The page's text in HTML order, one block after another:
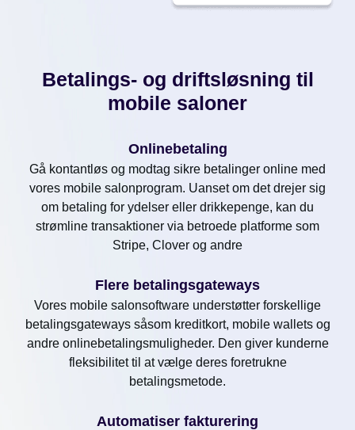
Betalings- og driftsløsning til
mobile saloner
Onlinebetaling
Gå kontantløs og modtag sikre betalinger online med
vores mobile salonprogram. Uanset om det drejer sig
om betaling for ydelser eller drikkepenge, kan du
strømline transaktioner via betroede platforme som
Stripe, Clover og andre
Flere betalingsgateways
Vores mobile salonsoftware understøtter forskellige
betalingsgateways såsom kreditkort, mobile wallets og
andre onlinebetalingsmuligheder. Den giver kunderne
fleksibilitet til at vælge deres foretrukne
betalingsmetode.
Automatiser fakturering